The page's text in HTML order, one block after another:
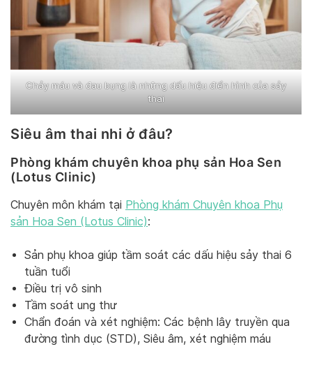
Chảy máu và đau bụng là những dấu hiệu điển hình của sảy
thai
Siêu âm thai nhi ở đâu?
Phòng khám chuyên khoa phụ sản Hoa Sen
(Lotus Clinic)
Chuyên môn khám tại Phòng khám Chuyên khoa Phụ
sản Hoa Sen (Lotus Clinic):
Sản phụ khoa giúp tầm soát các dấu hiệu sảy thai 6
tuần tuổi
Điều trị vô sinh
Tầm soát ung thư
Chẩn đoán và xét nghiệm: Các bệnh lây truyền qua
đường tình dục (STD), Siêu âm, xét nghiệm máu